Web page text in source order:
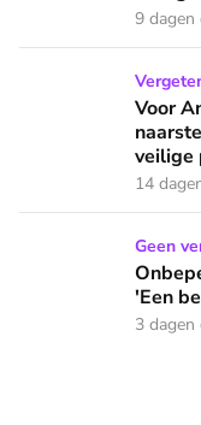
9 dagen
Voor Annemara
Voor
veilige
14
Onbeperkt Geen
'Een
3 dagen